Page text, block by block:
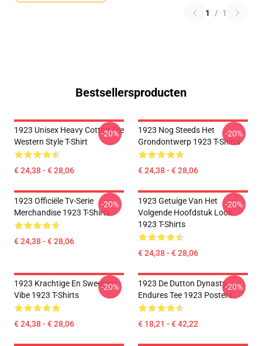
1 / 1
Bestsellersproducten
1923 Unisex Heavy Cotton Tee
Western Style T-Shirt
€ 24,38 - € 28,06
-20%
1923 Nog Steeds Het
Grondontwerp 1923 T-Shirts
€ 24,38 - € 28,06
-20%
1923 Officiële Tv-Serie
Merchandise 1923 T-Shirts
€ 24,38 - € 28,06
-20%
1923 Getuige Van Het
Volgende Hoofdstuk Look
1923 T-Shirts
€ 24,38 - € 28,06
-20%
1923 Krachtige En Sweeping
Vibe 1923 T-Shirts
€ 24,38 - € 28,06
-20%
1923 De Dutton Dynasty
Endures Tee 1923 Posters
€ 18,21 - € 42,22
-20%